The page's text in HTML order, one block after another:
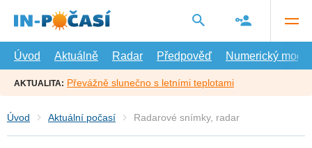
hlavní
Úvod
Aktuálně Radar Předpověď Numerický model
AKTUALITA: Převážně slunečno s letními teplotami
Úvod Aktuální počasí Radarové snímky, radar